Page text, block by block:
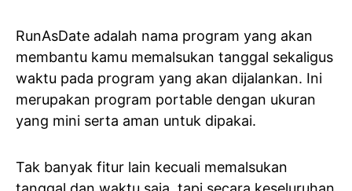
RunAsDate adalah nama program yang akan
membantu kamu memalsukan tanggal sekaligus
waktu pada program yang akan dijalankan. Ini
merupakan program portable dengan ukuran
yang mini serta aman untuk dipakai.
Tak banyak fitur lain kecuali memalsukan